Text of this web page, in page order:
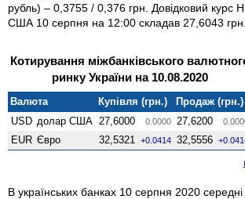
рубль) – 0,3755 / 0,376 грн. Довідковий курс
США 10 серпня на 12:00 складав 27,6043
Котирування міжбанківського
ринку України на 10.08.2020
Валюта Купівля (грн.)
Продаж (грн.)
USD долар США 27,6000 0.0000 27,6200
EUR Євро 32,5321 +0.0414 32,5556
В українських банках 10 серпня 2020